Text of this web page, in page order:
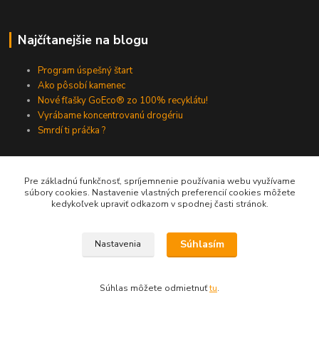
Najčítanejšie na blogu
Program úspešný štart
Ako pôsobí kamenec
Nové fľašky GoEco® zo 100% recyklátu!
Vyrábame koncentrovanú drogériu
Smrdí ti práčka ?
Aktuálne katalógy
Zákaznícka podpora Eshopu
Pre základnú funkčnosť, spríjemnenie používania webu využívame
súbory cookies. Nastavenie vlastných preferencií cookies môžete
kedykoľvek upraviť odkazom v spodnej časti stránok.
Nastavenia Súhlasím
Súhlas môžete odmietnuťtu.